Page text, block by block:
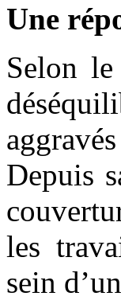
Une
Selon
Depuis
les
sein